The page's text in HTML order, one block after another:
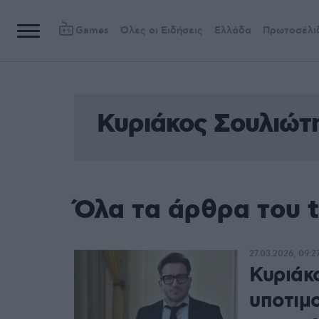
Games Όλες οι Ειδήσεις Ελλάδα
Κυριάκος
Όλα τα άρθρα του
27.03.2026,